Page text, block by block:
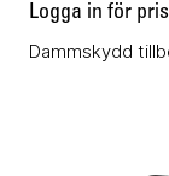
Logga in för pris
Dammskydd